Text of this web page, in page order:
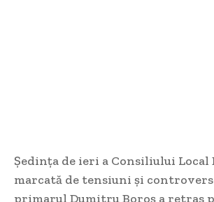
Ședința de ieri a Consiliului Local
marcată de tensiuni și
primarul Dumitru Boroș a retras